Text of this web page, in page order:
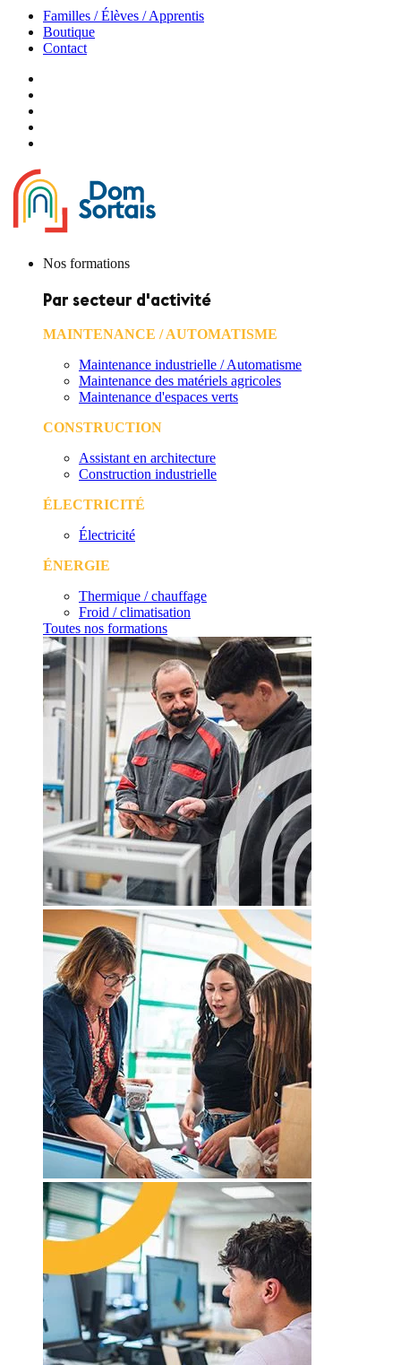
Familles / Élèves / Apprentis
Boutique
Contact
Nos formations
Par secteur d'activité
MAINTENANCE / AUTOMATISME
Maintenance industrielle / Automatisme
Maintenance des matériels agricoles
Maintenance d'espaces verts
CONSTRUCTION
Assistant en architecture
Construction industrielle
ÉLECTRICITÉ
Électricité
ÉNERGIE
Thermique / chauffage
Froid / climatisation
Toutes nos formations